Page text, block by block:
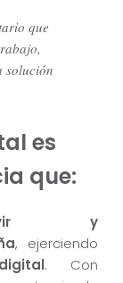
que
solución
es
que:
y
, ejerciendo
. Con